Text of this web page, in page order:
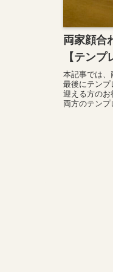
両家顔合
【テンプ
本記事では、
最後にテンプ
迎える方のお
両方のテンプ